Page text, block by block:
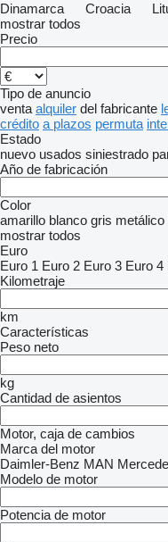
Dinamarca
Croacia
mostrar todos
Precio
Tipo de anuncio
venta alquiler del fabricante
crédito a plazos permuta
Estado
nuevo usados siniestrado
Año de fabricación
Color
amarillo blanco gris metálico
mostrar todos
Euro
Euro 1 Euro 2 Euro 3 Euro 4
Kilometraje
km
Características
Peso neto
kg
Cantidad de asientos
Motor, caja de cambios
Marca del motor
Daimler-Benz MAN
Modelo de motor
Potencia de motor